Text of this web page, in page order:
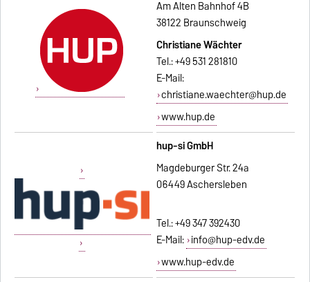
Am Alten Bahnhof 4B
38122 Braunschweig
Christiane Wächter
Tel.: +49 531 281810
E-Mail:
christiane.waechter@hup.de
www.hup.de
hup-si GmbH
Magdeburger Str. 24a
06449 Aschersleben
Tel.: +49 347 392430
E-Mail: info@hup-edv.de
www.hup-edv.de